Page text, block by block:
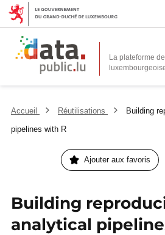
La plateforme
Accueil Réutilisations
Building
pipelines with R
Ajouter aux favoris
Building
analytical